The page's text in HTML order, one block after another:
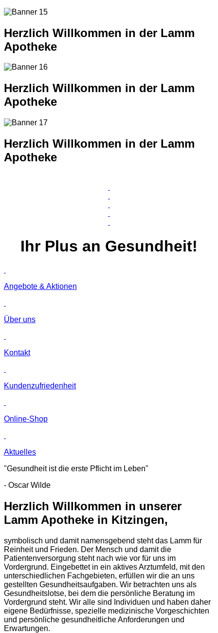
Herzlich Willkommen in der Lamm
Apotheke
Herzlich Willkommen in der Lamm
Apotheke
Herzlich Willkommen in der Lamm
Apotheke
Ihr Plus an Gesundheit!
Angebote & Aktionen
Über uns
Kontakt
Kunden­zufriedenheit
Online-Shop
Aktuelles
"Gesundheit ist die erste Pflicht im Leben"
- Oscar Wilde
Herzlich Willkommen in unserer
Lamm Apotheke in Kitzingen,
symbolisch und damit namensgebend steht das Lamm für
Reinheit und Frieden. Der Mensch und damit die
Patientenversorgung steht nach wie vor für uns im
Vordergrund. Eingebettet in ein aktives Arztumfeld, mit den
unterschiedlichen Fachgebieten, erfüllen wir die an uns
gestellten Gesundheitsaufgaben. Wir betrachten uns als
Gesundheitslotse, bei dem die persönliche Beratung im
Vordergrund steht. Wir alle sind Individuen und haben daher
eigene Bedürfnisse, spezielle medizinische Vorgeschichten
und persönliche gesundheitliche Anforderungen und
Erwartungen.